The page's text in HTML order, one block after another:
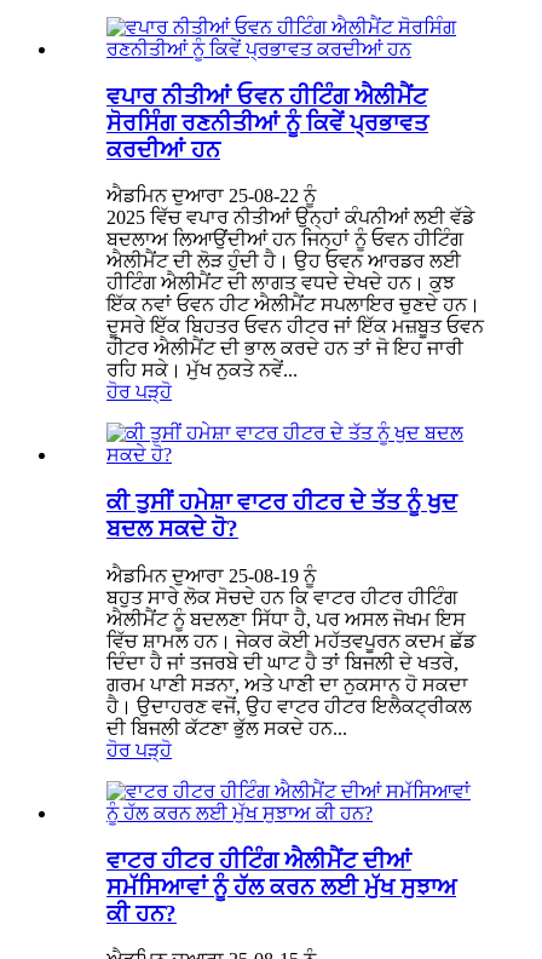
ਵਪਾਰ ਨੀਤੀਆਂ ਓਵਨ ਹੀਟਿੰਗ ਐਲੀਮੈਂਟ
ਸੋਰਸਿੰਗ ਰਣਨੀਤੀਆਂ ਨੂੰ ਕਿਵੇਂ ਪ੍ਰਭਾਵਤ
ਕਰਦੀਆਂ ਹਨ
ਐਡਮਿਨ ਦੁਆਰਾ 25-08-22 ਨੂੰ
2025 ਵਿੱਚ ਵਪਾਰ ਨੀਤੀਆਂ ਉਨ੍ਹਾਂ ਕੰਪਨੀਆਂ ਲਈ ਵੱਡੇ
ਬਦਲਾਅ ਲਿਆਉਂਦੀਆਂ ਹਨ ਜਿਨ੍ਹਾਂ ਨੂੰ ਓਵਨ ਹੀਟਿੰਗ
ਐਲੀਮੈਂਟ ਦੀ ਲੋੜ ਹੁੰਦੀ ਹੈ। ਉਹ ਓਵਨ ਆਰਡਰ ਲਈ
ਹੀਟਿੰਗ ਐਲੀਮੈਂਟ ਦੀ ਲਾਗਤ ਵਧਦੇ ਦੇਖਦੇ ਹਨ। ਕੁਝ
ਇੱਕ ਨਵਾਂ ਓਵਨ ਹੀਟ ਐਲੀਮੈਂਟ ਸਪਲਾਇਰ ਚੁਣਦੇ ਹਨ।
ਦੂਸਰੇ ਇੱਕ ਬਿਹਤਰ ਓਵਨ ਹੀਟਰ ਜਾਂ ਇੱਕ ਮਜ਼ਬੂਤ ​​ਓਵਨ
ਹੀਟਰ ਐਲੀਮੈਂਟ ਦੀ ਭਾਲ ਕਰਦੇ ਹਨ ਤਾਂ ਜੋ ਇਹ ਜਾਰੀ
ਰਹਿ ਸਕੇ। ਮੁੱਖ ਨੁਕਤੇ ਨਵੇਂ...
ਹੋਰ ਪੜ੍ਹੋ
ਕੀ ਤੁਸੀਂ ਹਮੇਸ਼ਾ ਵਾਟਰ ਹੀਟਰ ਦੇ ਤੱਤ ਨੂੰ ਖੁਦ
ਬਦਲ ਸਕਦੇ ਹੋ?
ਐਡਮਿਨ ਦੁਆਰਾ 25-08-19 ਨੂੰ
ਬਹੁਤ ਸਾਰੇ ਲੋਕ ਸੋਚਦੇ ਹਨ ਕਿ ਵਾਟਰ ਹੀਟਰ ਹੀਟਿੰਗ
ਐਲੀਮੈਂਟ ਨੂੰ ਬਦਲਣਾ ਸਿੱਧਾ ਹੈ, ਪਰ ਅਸਲ ਜੋਖਮ ਇਸ
ਵਿੱਚ ਸ਼ਾਮਲ ਹਨ। ਜੇਕਰ ਕੋਈ ਮਹੱਤਵਪੂਰਨ ਕਦਮ ਛੱਡ
ਦਿੰਦਾ ਹੈ ਜਾਂ ਤਜਰਬੇ ਦੀ ਘਾਟ ਹੈ ਤਾਂ ਬਿਜਲੀ ਦੇ ਖਤਰੇ,
ਗਰਮ ਪਾਣੀ ਸੜਨਾ, ਅਤੇ ਪਾਣੀ ਦਾ ਨੁਕਸਾਨ ਹੋ ਸਕਦਾ
ਹੈ। ਉਦਾਹਰਣ ਵਜੋਂ, ਉਹ ਵਾਟਰ ਹੀਟਰ ਇਲੈਕਟ੍ਰੀਕਲ
ਦੀ ਬਿਜਲੀ ਕੱਟਣਾ ਭੁੱਲ ਸਕਦੇ ਹਨ...
ਹੋਰ ਪੜ੍ਹੋ
ਵਾਟਰ ਹੀਟਰ ਹੀਟਿੰਗ ਐਲੀਮੈਂਟ ਦੀਆਂ
ਸਮੱਸਿਆਵਾਂ ਨੂੰ ਹੱਲ ਕਰਨ ਲਈ ਮੁੱਖ ਸੁਝਾਅ
ਕੀ ਹਨ?